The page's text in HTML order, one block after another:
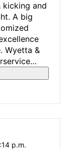
kicking and
A big
p.m.